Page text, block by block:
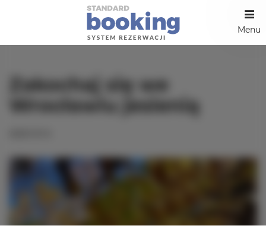
Menu
Zakochaj się we
Wrocławiu jesienią